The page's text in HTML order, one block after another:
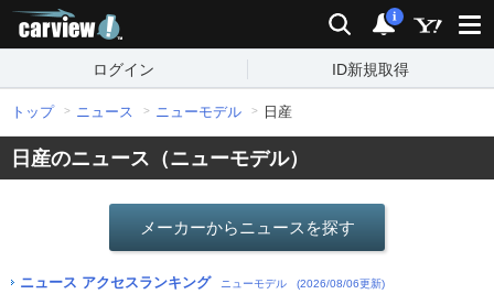
検索 通知
i
ログイン ID新規取得
トップ ニュース ニューモデル 日産
日産のニュース（ニューモデル）
メーカーからニュースを探す
ニュース アクセスランキング ニューモデル (2026/08/06更新)